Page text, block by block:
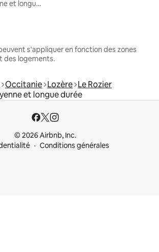
Locations moyenne et longue durée
s'appliquer en fonction des zones
des logements.
Occitanie Lozère Le Rozier
et longue durée
© 2026 Airbnb, Inc.
Conditions générales